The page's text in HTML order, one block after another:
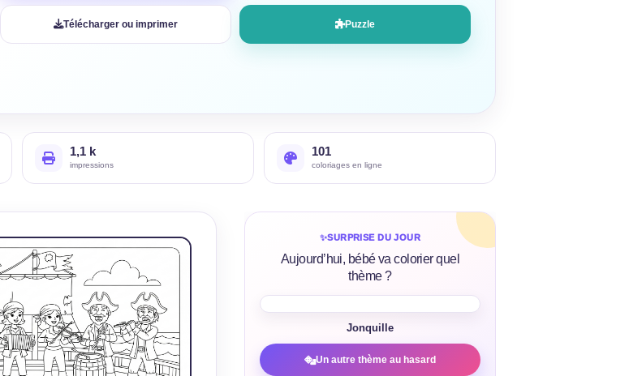
Télécharger ou imprimer Puzzle
1,1 k
impressions
101
coloriages en ligne
✨SURPRISE DU JOUR
Aujourd’hui, bébé va colorier quel
thème ?
Jonquille
Un autre thème au hasard